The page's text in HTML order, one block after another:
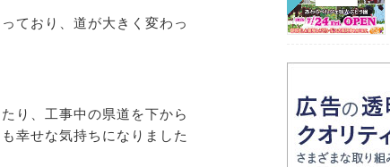
ており、道が大きく変わっ
り、工事中の県道を下から
幸せな気持ちになりました